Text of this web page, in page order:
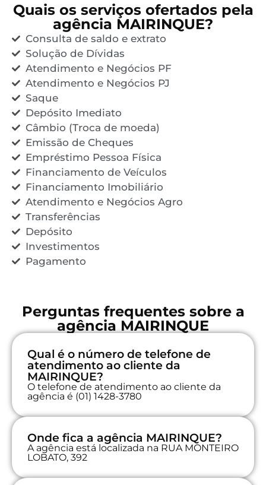
Quais os serviços ofertados pela
agência MAIRINQUE?
Consulta de saldo e extrato
Solução de Dívidas
Atendimento e Negócios PF
Atendimento e Negócios PJ
Saque
Depósito Imediato
Câmbio (Troca de moeda)
Emissão de Cheques
Empréstimo Pessoa Física
Financiamento de Veículos
Financiamento Imobiliário
Atendimento e Negócios Agro
Transferências
Depósito
Investimentos
Pagamento
Perguntas frequentes sobre a
agência MAIRINQUE
Qual é o número de telefone de
atendimento ao cliente da
MAIRINQUE?
O telefone de atendimento ao cliente da
agência é (01) 1428-3780
Onde fica a agência MAIRINQUE?
A agência está localizada na RUA MONTEIRO
LOBATO, 392